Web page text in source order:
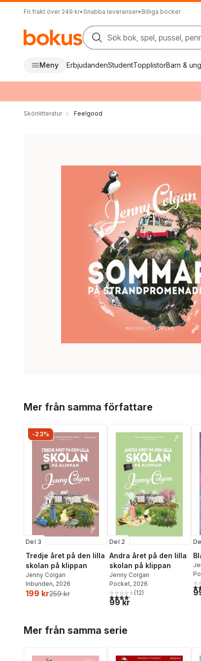
Fri frakt över 249 kr• Snabba leveranser• Billiga böcker
Sök bok, spel, pussel,
Meny ErbjudandenStudentTopplistorBarn &
Skönlitteratur Feelgood
Mer från samma författare
-23%
Del 3
Tredje året på den lilla
skolan på klippan
Jenny Colgan
Inbunden, 2026
199 kr259 kr
Del 2
Andra året på den lilla
skolan på klippan
Jenny Colgan
Pocket, 2026
4,2utav 5 stjärnor. Totalt antal
(12)
99 kr
4,2
Mer från samma serie